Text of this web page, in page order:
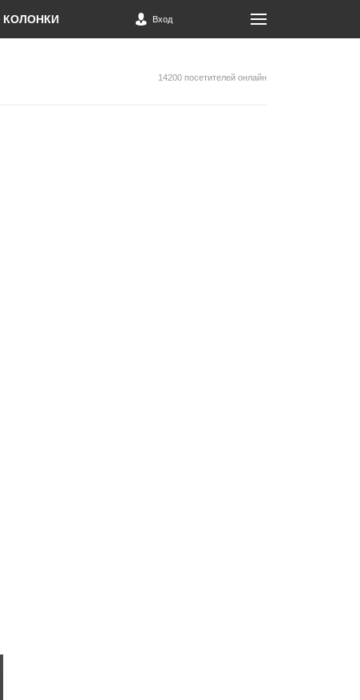
КОЛОНКИ Вход
14200 посетителей онлайн